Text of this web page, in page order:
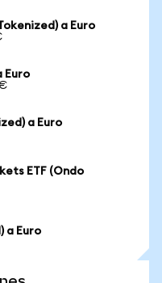
a Euro
Euro
a Euro
ETF (Ondo
a Euro